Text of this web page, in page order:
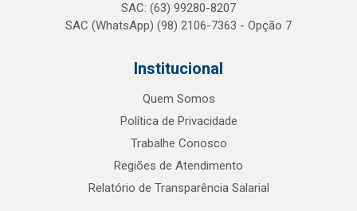
SAC: (63) 99280-8207
SAC (WhatsApp) (98) 2106-7363 - Opção 7
Institucional
Quem Somos
Política de Privacidade
Trabalhe Conosco
Regiões de Atendimento
Relatório de Transparência Salarial